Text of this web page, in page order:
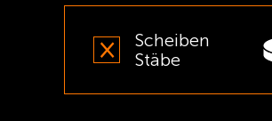
Scheiben
Stäbe